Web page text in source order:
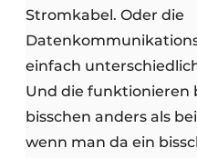
Stromkabel. Oder die
einfach
Und die funktionieren
bisschen anders als
wenn man da ein